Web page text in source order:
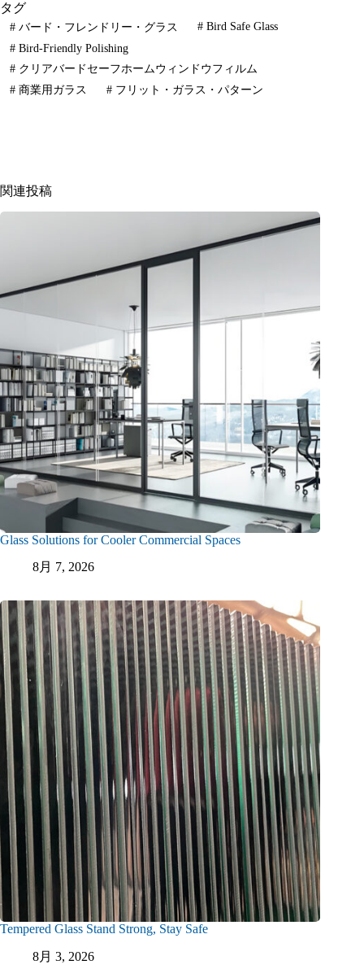
タグ
#バード・フレンドリー・グラス #Bird Safe Glass
#Bird-Friendly Polishing
#クリアバードセーフホームウィンドウフィルム
#商業用ガラス #フリット・ガラス・パターン
関連投稿
Glass Solutions for Cooler Commercial Spaces
8月 7, 2026
Tempered Glass Stand Strong, Stay Safe
8月 3, 2026